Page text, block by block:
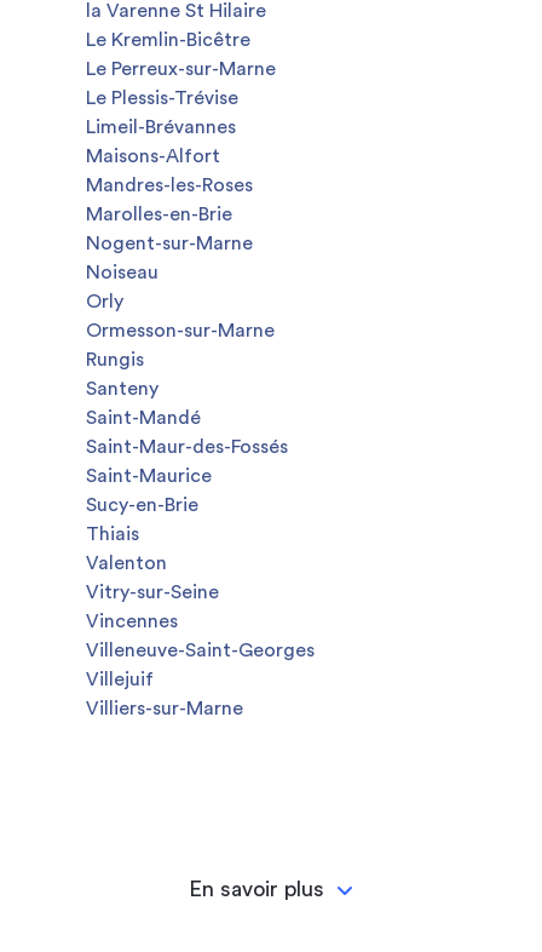
la Varenne St Hilaire
Le Kremlin-Bicêtre
Le Perreux-sur-Marne
Le Plessis-Trévise
Limeil-Brévannes
Maisons-Alfort
Mandres-les-Roses
Marolles-en-Brie
Nogent-sur-Marne
Noiseau
Orly
Ormesson-sur-Marne
Rungis
Santeny
Saint-Mandé
Saint-Maur-des-Fossés
Saint-Maurice
Sucy-en-Brie
Thiais
Valenton
Vitry-sur-Seine
Vincennes
Villeneuve-Saint-Georges
Villejuif
Villiers-sur-Marne
En savoir plus